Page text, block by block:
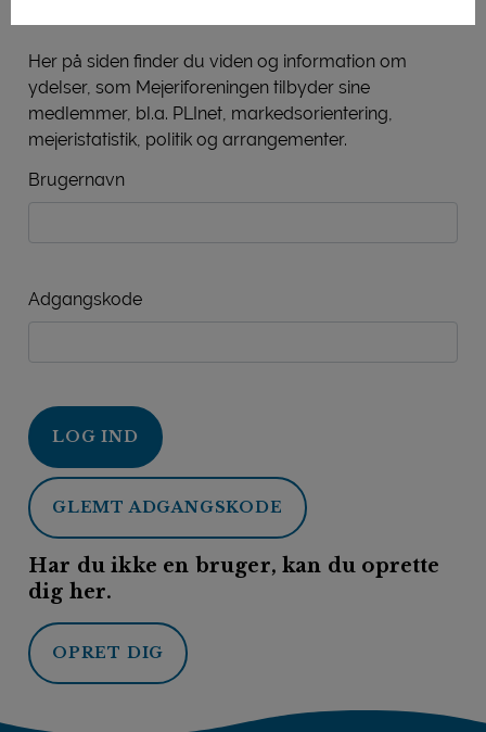
Her på siden finder du viden og information om
ydelser, som Mejeriforeningen tilbyder sine
medlemmer, bl.a. PLInet, markedsorientering,
mejeristatistik, politik og arrangementer.
Brugernavn
Adgangskode
LOG IND
GLEMT ADGANGSKODE
Har du ikke en bruger, kan du oprette
dig her.
OPRET DIG